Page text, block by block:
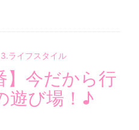
3.ライフスタイル
】今だから行
遊び場！♪